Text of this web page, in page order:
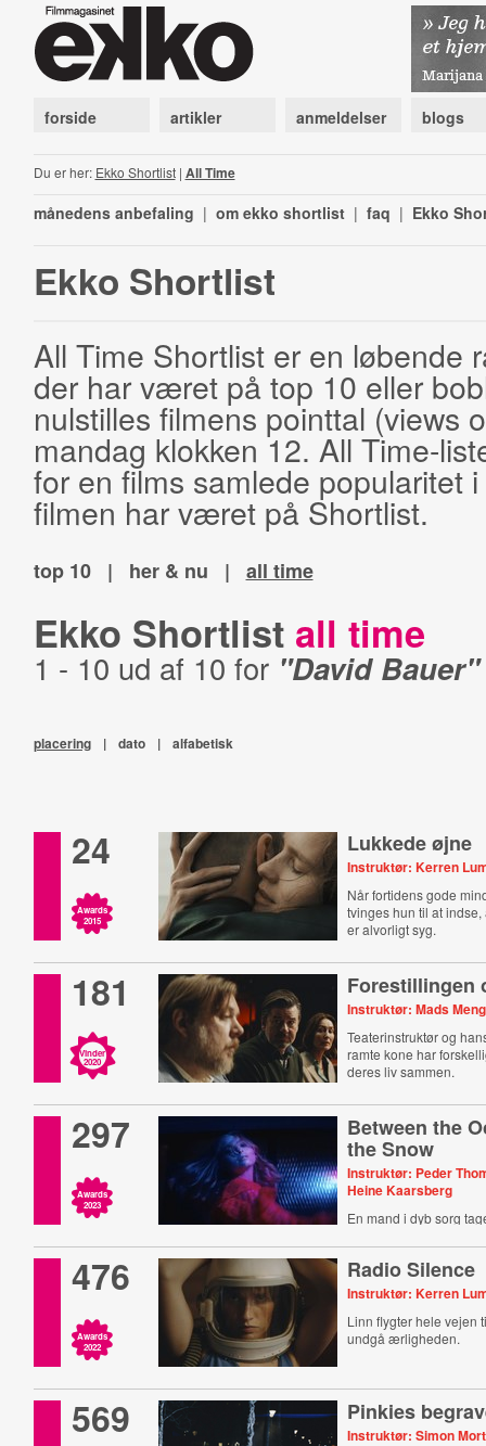
forside artikler anmeldelser blogs
Du er her: Ekko Shortlist| All Time
månedens anbefaling | om ekko shortlist | faq | Ekko
Ekko Shortlist
All Time Shortlist er en løbende
der har været på top 10 eller
nulstilles filmens pointtal (views
mandag klokken 12. All Time-
for en films samlede popularitet
filmen har været på Shortlist.
top 10 | her & nu | all time
Ekko Shortlist all time
1 - 10 ud af 10 for "David Bauer"
placering | dato | alfabetisk
24
Awards
2015
Lukkede øjne
Instruktør: Kerren
Når fortidens gode
tvinges hun til at
er alvorligt syg.
181
Vinder
2020
Forestillingen
Instruktør: Mads
Teaterinstruktør og
ramte kone har
deres liv sammen.
297
Awards
2023
Between the
the Snow
Instruktør: Peder
Heine Kaarsberg
En mand i dyb sorg
476
Awards
2022
Radio Silence
Instruktør: Kerren
Linn flygter hele vejen
undgå ærligheden.
569 Pinkies
Instruktør: Simon